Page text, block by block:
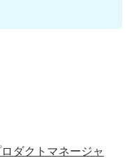
ダクトマネージャ